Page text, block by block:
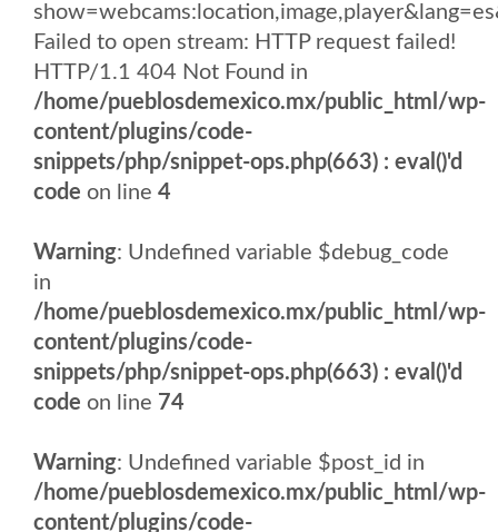
Failed to open stream: HTTP request failed!
HTTP/1.1 404 Not Found in
/home/pueblosdemexico.mx/public_html/wp-
content/plugins/code-
snippets/php/snippet-ops.php(663) : eval()'d
code on line 4
Warning: Undefined variable $debug_code
in
/home/pueblosdemexico.mx/public_html/wp-
content/plugins/code-
snippets/php/snippet-ops.php(663) : eval()'d
code on line 74
Warning: Undefined variable $post_id in
/home/pueblosdemexico.mx/public_html/wp-
content/plugins/code-